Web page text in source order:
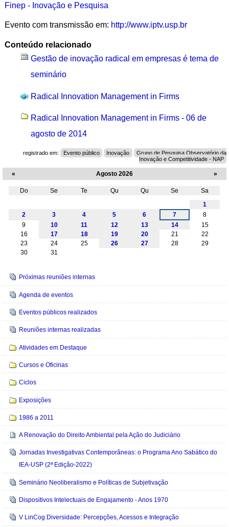
Finep - Inovação e Pesquisa
Evento com transmissão em: http://www.iptv.usp.br
Conteúdo relacionado
Gestão de inovação radical em empresas é tema de
seminário
Radical Innovation Management in Firms
Radical Innovation Management in Firms - 06 de
agosto de 2014
registrado em: Evento público Inovação
Grupo de Pesquisa Observatório da
Inovação e Competitividade - NAP
« Agosto 2026 »
Do Se Te Qu Qu Se
Sa
1
2
3 4 5 6 7
8
9
10 11 12 13 14
15
16
17 18 19 20 21
22
23
24 25 26 27 28
29
30
31
Navegação
Próximas reuniões internas
Agenda de eventos
Eventos públicos realizados
Reuniões internas realizadas
Atividades em Destaque
Cursos e Oficinas
Ciclos
Exposições
1986 a 2011
A Renovação do Direito Ambiental pela Ação do Judiciário
Jornadas Investigativas Contemporâneas: o Programa Ano Sabático do
IEA-USP (2ª Edição-2022)
Seminário Neoliberalismo e Políticas de Subjetivação
Dispositivos Intelectuais de Engajamento - Anos 1970
V LinCog Diversidade: Percepções, Acessos e Integração